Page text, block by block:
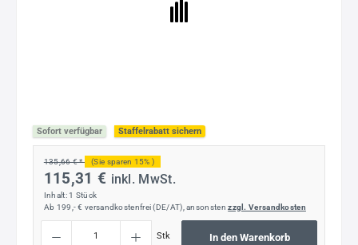
Sofort verfügbar Staffelrabatt sichern
135,66 € * (Sie sparen 15% )
115,31 € inkl. MwSt.
Inhalt: 1 Stück
Ab 199,- € versandkostenfrei (DE/AT), ansonstenzzgl. Versandkosten
Stk In den Warenkorb